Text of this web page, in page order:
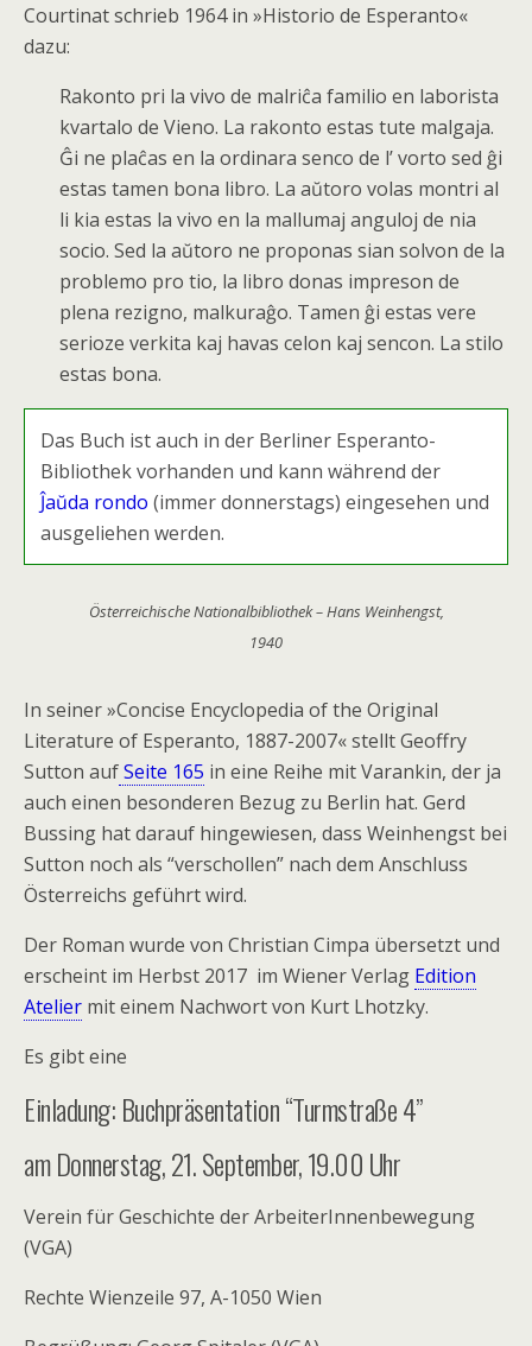
Courtinat schrieb 1964 in »Historio de Esperanto«
dazu:
Rakonto pri la vivo de malriĉa familio en laborista
kvartalo de Vieno. La rakonto estas tute malgaja.
Ĝi ne plaĉas en la ordinara senco de l’ vorto sed ĝi
estas tamen bona libro. La aŭtoro volas montri al
li kia estas la vivo en la mallumaj anguloj de nia
socio. Sed la aŭtoro ne proponas sian solvon de la
problemo pro tio, la libro donas impreson de
plena rezigno, malkuraĝo. Tamen ĝi estas vere
serioze verkita kaj havas celon kaj sencon. La stilo
estas bona.
Das Buch ist auch in der Berliner Esperanto-
Bibliothek vorhanden und kann während der
Ĵaŭda rondo(immer donnerstags) eingesehen und
ausgeliehen werden.
Österreichische Nationalbibliothek – Hans Weinhengst,
1940
In seiner »Concise Encyclopedia of the Original
Literature of Esperanto, 1887-2007« stellt Geoffry
Sutton aufSeite 165 in eine Reihe mit Varankin, der ja
auch einen besonderen Bezug zu Berlin hat. Gerd
Bussing hat darauf hingewiesen, dass Weinhengst bei
Sutton noch als “verschollen” nach dem Anschluss
Österreichs geführt wird.
Der Roman wurde von Christian Cimpa übersetzt und
erscheint im Herbst 2017 im Wiener Verlag Edition
Atelier mit einem Nachwort von Kurt Lhotzky.
Es gibt eine
Einladung: Buchpräsentation “Turmstraße 4”
am Donnerstag, 21. September, 19.00 Uhr
Verein für Geschichte der ArbeiterInnenbewegung
(VGA)
Rechte Wienzeile 97, A-1050 Wien